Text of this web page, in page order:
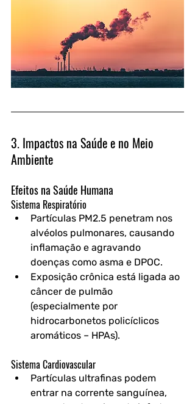
3. Impactos na Saúde e no Meio
Ambiente
Efeitos na Saúde Humana
Sistema Respiratório
Partículas PM2.5 penetram nos
alvéolos pulmonares, causando
inflamação e agravando
doenças como asma e DPOC.
Exposição crônica está ligada ao
câncer de pulmão
(especialmente por
hidrocarbonetos policíclicos
aromáticos – HPAs).
Sistema Cardiovascular
Partículas ultrafinas podem
entrar na corrente sanguínea,